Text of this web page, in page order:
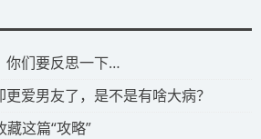
你们要反思一下…
爱男友了，是不是有啥大病？
这篇“攻略”